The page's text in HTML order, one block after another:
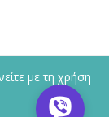
με τη χρήση